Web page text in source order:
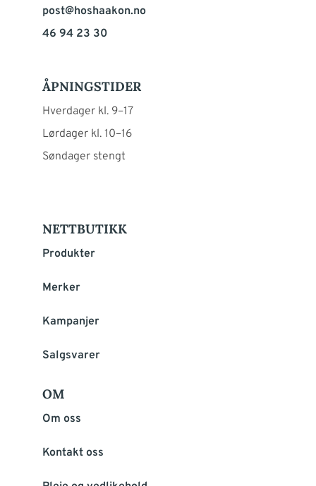
post@hoshaakon.no
46 94 23 30
ÅPNINGSTIDER
Hverdager kl. 9–17
Lørdager kl. 10–16
Søndager stengt
NETTBUTIKK
Produkter
Merker
Kampanjer
Salgsvarer
OM
Om oss
Kontakt oss